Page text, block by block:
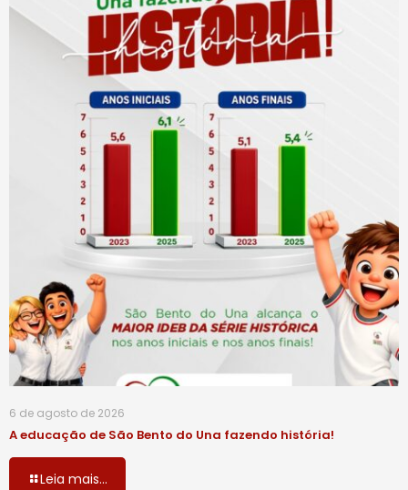
6 de agosto de 2026
A educação de São Bento do Una fazendo história!
Leia mais...